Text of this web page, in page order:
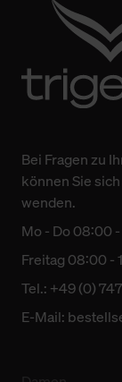
Bei Fragen zu
können Sie
wenden.
Mo - Do 08:00
Freitag 08:00 -
Tel.: +49 (0)
E-Mail: